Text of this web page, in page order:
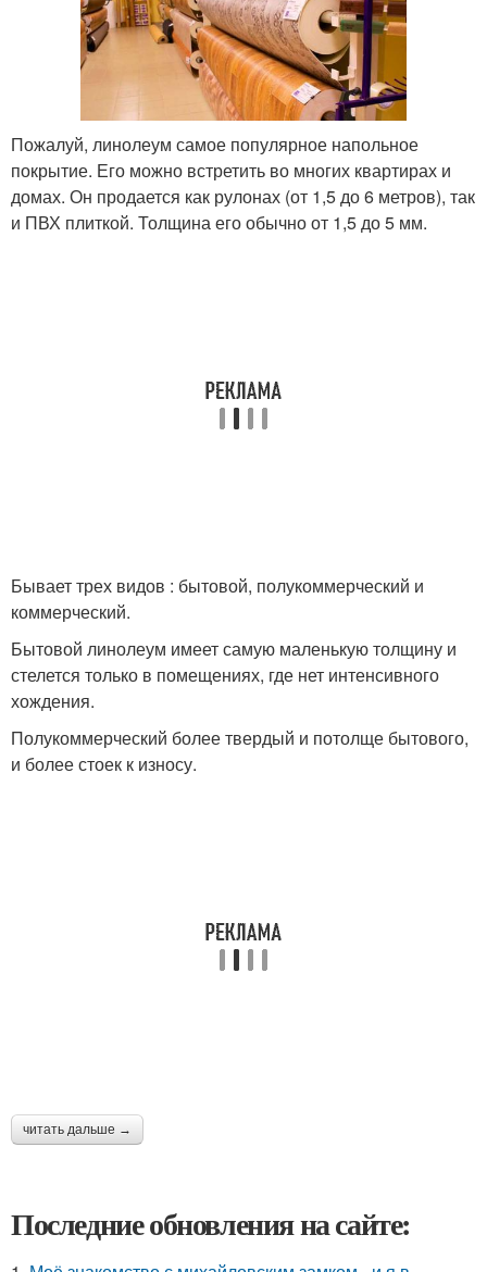
Пожалуй, линолеум самое популярное напольное
покрытие. Его можно встретить во многих квартирах и
домах. Он продается как рулонах (от 1,5 до 6 метров), так
и ПВХ плиткой. Толщина его обычно от 1,5 до 5 мм.
Бывает трех видов : бытовой, полукоммерческий и
коммерческий.
Бытовой линолеум имеет самую маленькую толщину и
стелется только в помещениях, где нет интенсивного
хождения.
Полукоммерческий более твердый и потолще бытового,
и более стоек к износу.
читать дальше →
Последние обновления на сайте: